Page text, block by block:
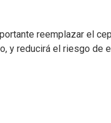
reemplazar el
y reducirá el riesgo de